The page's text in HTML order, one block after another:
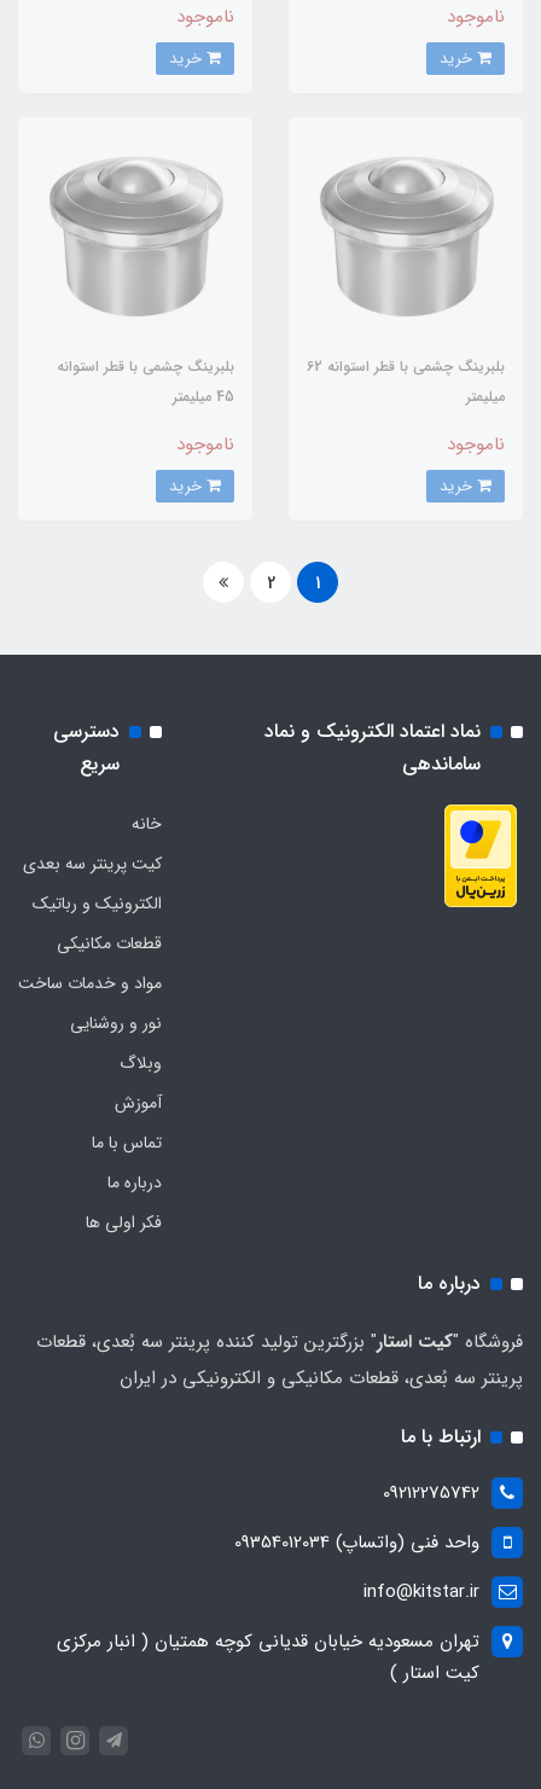
ناموجود ناموجود
بلبرینگ چشمی با قطر استوانه 62
میلیمتر
ناموجود
بلبرینگ چشمی با قطر استوانه
45 میلیمتر
ناموجود
1
2
نماد اعتماد الکترونیک و نماد
ساماندهی
دسترسی
سریع
خانه
کیت پرینتر سه بعدی
الکترونیک و رباتیک
قطعات مکانیکی
مواد و خدمات ساخت
نور و روشنایی
وبلاگ
آموزش
تماس با ما
درباره ما
فکر اولی ها
درباره ما
فروشگاه "کیت استار" بزرگترین تولید کننده پرینتر سه بُعدی، قطعات
پرینتر سه بُعدی، قطعات مکانیکی و الکترونیکی در ایران
ارتباط با ما
09212275742
واحد فنی (واتساپ) 09354012034
info@kitstar.ir
تهران مسعودیه خیابان قدیانی کوچه همتیان ( انبار مرکزی
کیت استار )